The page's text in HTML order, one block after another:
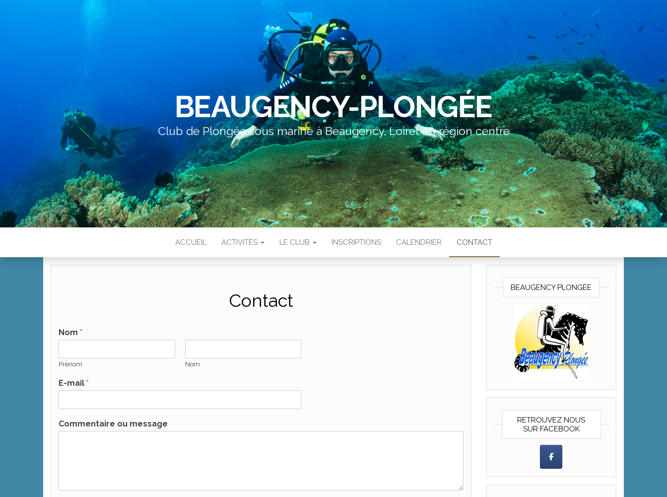
BEAUGENCY-PLONGÉE
Club de Plongée sous marine à Beaugency, Loiret en région centre
ACCUEIL ACTIVITÉS LE CLUB INSCRIPTIONS CALENDRIER CONTACT
Contact
Nom *
Prénom Nom
E-mail *
Commentaire ou message
BEAUGENCY PLONGÉE
RETROUVEZ NOUS
SUR FACEBOOK